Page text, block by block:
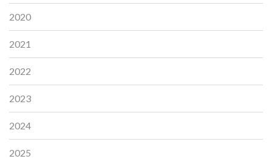
2020
2021
2022
2023
2024
2025